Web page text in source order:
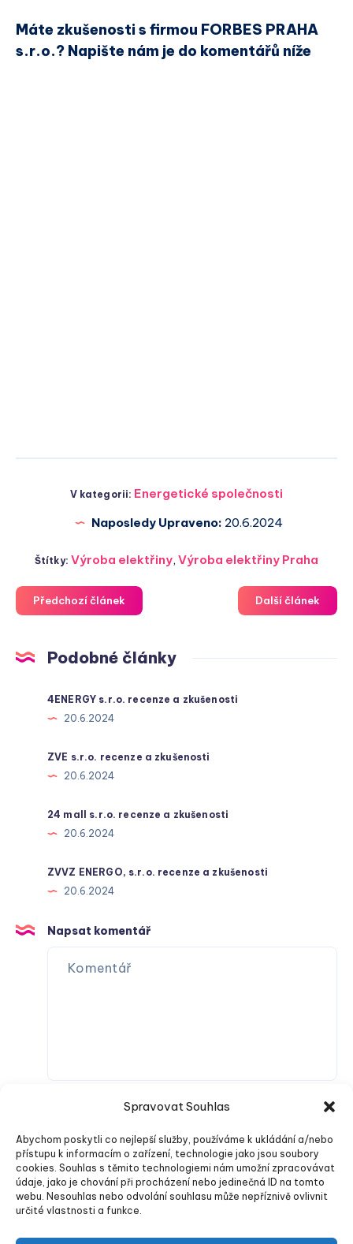
Spravovat Souhlas
Abychom poskytli co nejlepší služby, používáme k ukládání a/nebo
přístupu k informacím o zařízení, technologie jako jsou soubory
cookies. Souhlas s těmito technologiemi nám umožní zpracovávat
údaje, jako je chování při procházení nebo jedinečná ID na tomto
webu. Nesouhlas nebo odvolání souhlasu může nepříznivě ovlivnit
určité vlastnosti a funkce.
Máte zkušenosti s firmou FORBES PRAHA
s.r.o.? Napište nám je do komentářů níže
V kategorii: Energetické společnosti
Naposledy Upraveno: 20.6.2024
Štítky:Výroba elektřiny,Výroba elektřiny Praha
Předchozí článek Další článek
Podobné články
4ENERGY s.r.o. recenze a zkušenosti
20.6.2024
ZVE s.r.o. recenze a zkušenosti
20.6.2024
24 mall s.r.o. recenze a zkušenosti
20.6.2024
ZVVZ ENERGO, s.r.o. recenze a zkušenosti
20.6.2024
Napsat komentář
Odeslat komentář